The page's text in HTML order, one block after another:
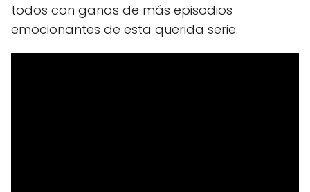
todos con ganas de más episodios
emocionantes de esta querida serie.